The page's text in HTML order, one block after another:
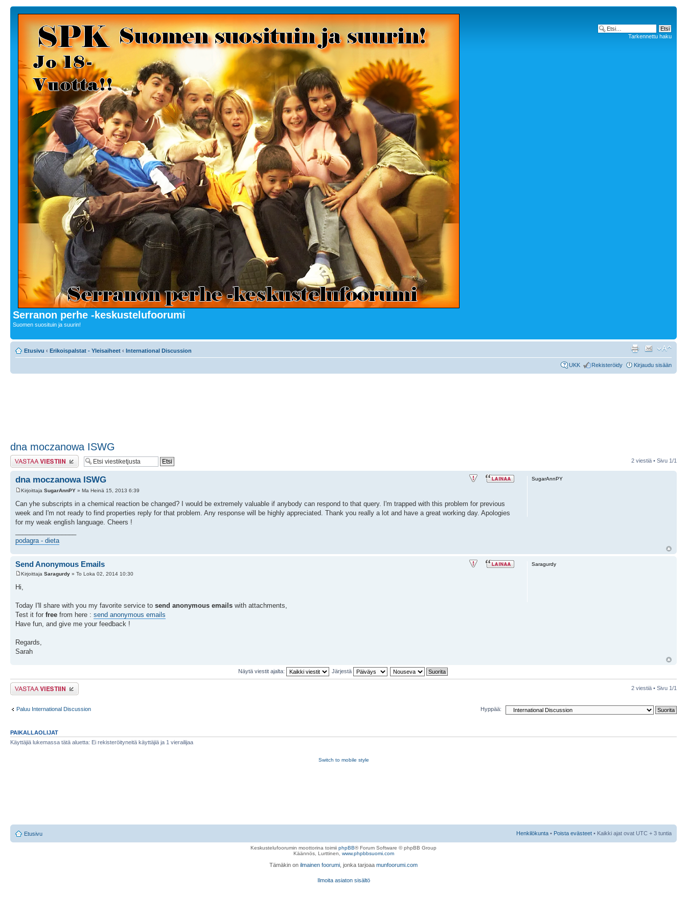
Serranon perhe -keskustelufoorumi
Suomen suosituin ja suurin!
Tarkennettu haku
Etusivu ‹ Erikoispalstat - Yleisaiheet ‹ International Discussion
UKK Rekisteröidy Kirjaudu sisään
dna moczanowa ISWG
Lähetä vastaus 2 viestiä • Sivu 1/1
dna moczanowa ISWG
Kirjoittaja SugarAnnPY » Ma Heinä 15, 2013 6:39
Can yhe subscripts in a chemical reaction be changed? I would be extremely valuable if anybody can respond to that query. I'm trapped with this problem for previous
week and I'm not ready to find properties reply for that problem. Any response will be highly appreciated. Thank you really a lot and have a great working day. Apologies
for my weak english language. Cheers !
podagra - dieta
SugarAnnPY
Send Anonymous Emails
Kirjoittaja Saragurdy » To Loka 02, 2014 10:30
Hi,
Today I'll share with you my favorite service to send anonymous emails with attachments,
Test it for free from here : send anonymous emails
Have fun, and give me your feedback !
Regards,
Sarah
Saragurdy
Näytä viestit ajalta: Järjestä
Lähetä vastaus 2 viestiä • Sivu 1/1
Paluu International Discussion Hyppää:
PAIKALLAOLIJAT
Käyttäjiä lukemassa tätä aluetta: Ei rekisteröityneitä käyttäjiä ja 1 vierailijaa
Switch to mobile style
Etusivu Henkilökunta • Poista evästeet • Kaikki ajat ovat UTC + 3 tuntia
Keskustelufoorumin moottorina toimii phpBB® Forum Software © phpBB Group
Käännös, Lurttinen, www.phpbbsuomi.com
Tämäkin on ilmainen foorumi , jonka tarjoaa munfoorumi.com
Ilmoita asiaton sisältö